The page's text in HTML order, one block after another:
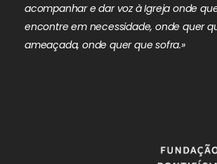
acompanhar e dar voz à Igreja onde
encontre em necessidade, onde quer
ameaçada, onde quer que sofra.»